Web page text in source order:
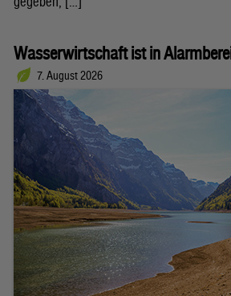
Wasserwirtschaft ist in
7. August 2026